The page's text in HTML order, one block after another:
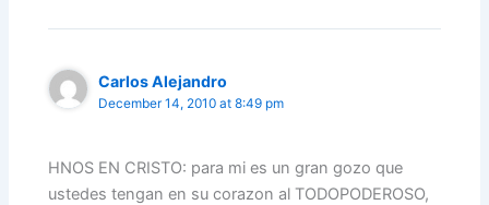
Carlos Alejandro
December 14, 2010 at 8:49 pm
HNOS EN CRISTO: para mi es un gran gozo que
ustedes tengan en su corazon al TODOPODEROSO,